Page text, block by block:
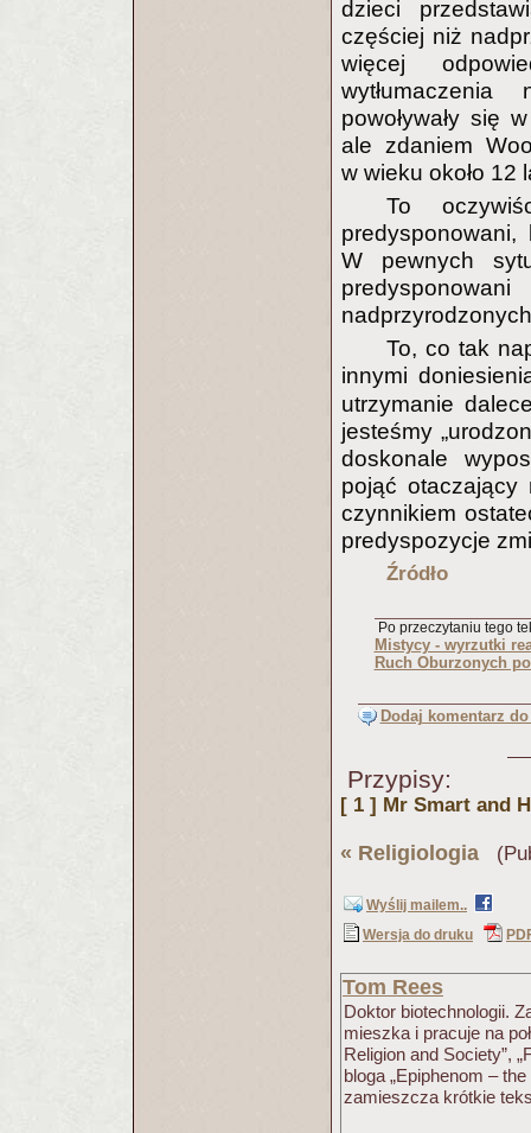
dzieci
częściej niż
więcej
powoływały się
ale zdaniem
w wieku około 12
To
W pewnych
To, co tak
innymi
utrzymanie
jesteśmy
doskonale
pojąć otaczający
czynnikiem
predyspozycje
Źródło
Po przeczytaniu tego
Mistycy - wyrzutki
Ruch Oburzonych
Dodaj komentarz
Przypisy:
[ 1 ] Mr Smart and
« Religiologia
Wyślij mailem..
Wersja do druku
Tom Rees
Doktor biotechnologii.
mieszka i pracuje na
Religion and Society”,
bloga „Epiphenom –
zamieszcza krótkie